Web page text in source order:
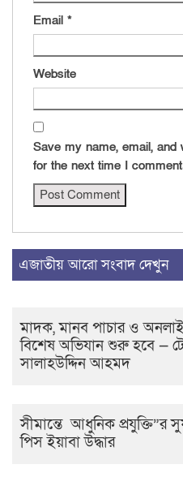
Email *
Website
Save my name, email, and
for the next time I
এজাতীয় আরো সংবাদ দেখুন
মাদক, মানব পাচার ও
বিশেষ অভিযান শুরু হবে —
সালাহউদ্দিন আহমদ
সীমান্তে আধুনিক
পিস ইয়াবা উদ্ধার